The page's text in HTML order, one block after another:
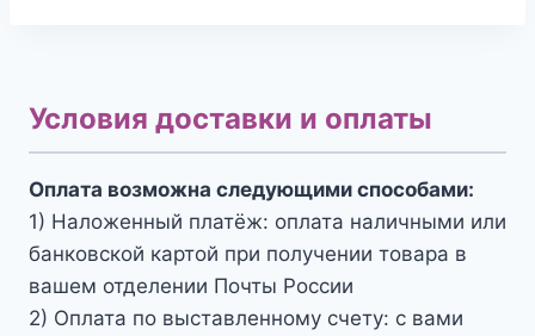
Условия доставки и оплаты
Оплата возможна следующими способами:
1) Наложенный платёж: оплата наличными или
банковской картой при получении товара в
вашем отделении Почты России
2) Оплата по выставленному счету: с вами